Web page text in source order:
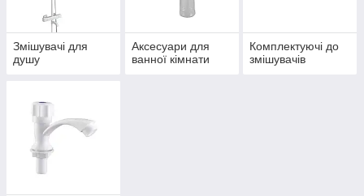
Змішувачі для
душу
Аксесуари для
ванної кімнати
Комплектуючі до
змішувачів